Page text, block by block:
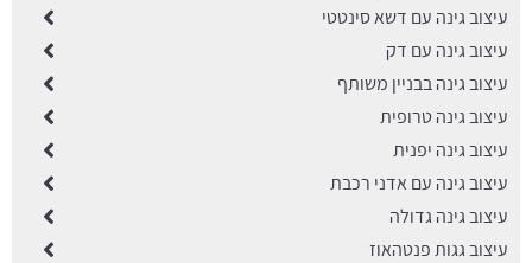
עיצוב גינה עם דשא סינטטי
עיצוב גינה עם דק
עיצוב גינה בבניין משותף
עיצוב גינה טרופית
עיצוב גינה יפנית
עיצוב גינה עם אדני רכבת
עיצוב גינה גדולה
עיצוב גגות פנטהאוז